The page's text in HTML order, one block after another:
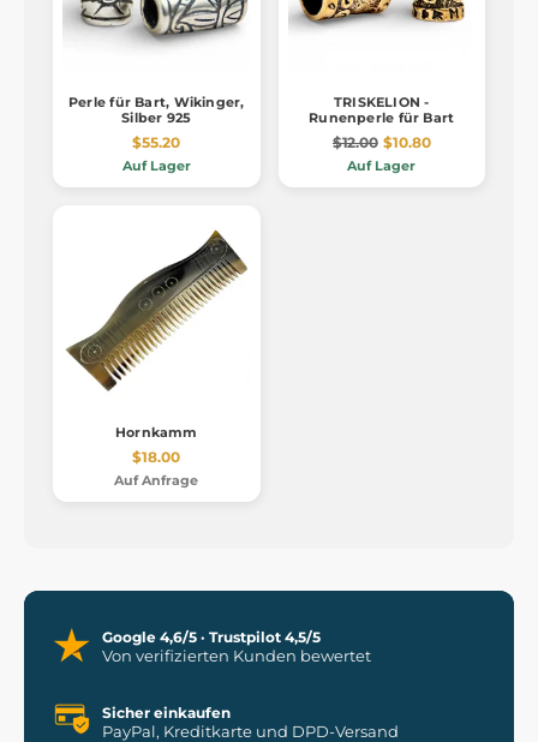
Perle für Bart, Wikinger,
Silber 925
$55.20
Auf Lager
TRISKELION -
Runenperle für Bart
$12.00 $10.80
Auf Lager
Hornkamm
$18.00
Auf Anfrage
Google 4,6/5 · Trustpilot 4,5/5
Von verifizierten Kunden bewertet
Sicher einkaufen
PayPal, Kreditkarte und DPD-Versand